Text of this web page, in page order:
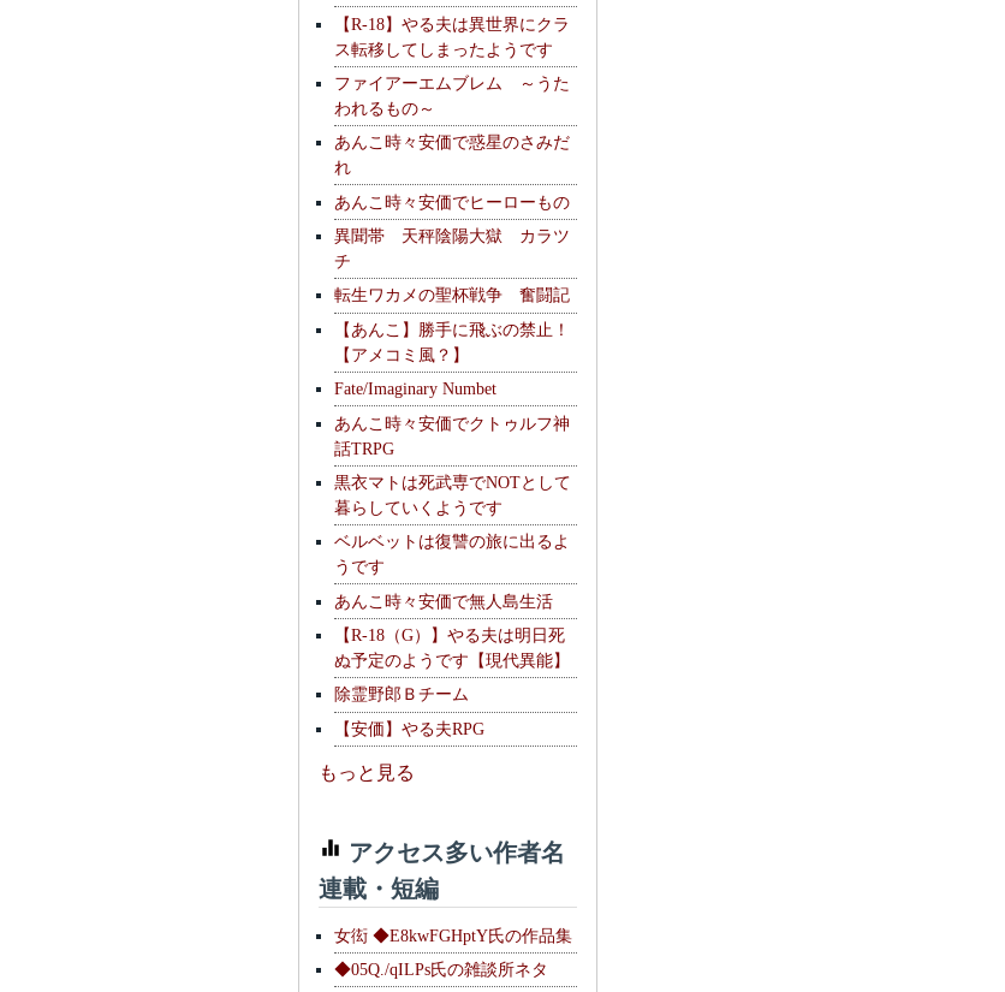
【R-18】やる夫は異世界にクラ
ス転移してしまったようです
ファイアーエムブレム ～うた
われるもの～
あんこ時々安価で惑星のさみだ
れ
あんこ時々安価でヒーローもの
異聞帯 天秤陰陽大獄 カラツ
チ
転生ワカメの聖杯戦争 奮闘記
【あんこ】勝手に飛ぶの禁止！
【アメコミ風？】
Fate/Imaginary Numbet
あんこ時々安価でクトゥルフ神
話TRPG
黒衣マトは死武専でNOTとして
暮らしていくようです
ベルベットは復讐の旅に出るよ
うです
あんこ時々安価で無人島生活
【R-18（G）】やる夫は明日死
ぬ予定のようです【現代異能】
除霊野郎Ｂチーム
【安価】やる夫RPG
もっと見る
アクセス多い作者名
連載・短編
女衒 ◆E8kwFGHptY氏の作品集
◆05Q./qILPs氏の雑談所ネタ